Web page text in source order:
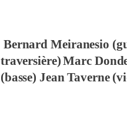
Bernard Meiranesio
traversière) Marc
(basse) Jean Taverne